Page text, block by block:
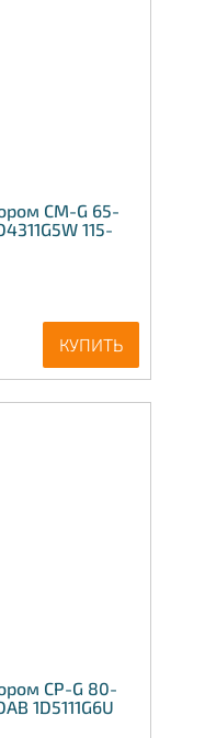
CM-G 65-
115-
КУПИТЬ
CP-G 80-
1D5111G6U